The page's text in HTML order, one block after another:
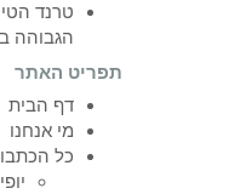
טרנד
הגבוהה
תפריט האתר
דף הבית
מי אנחנו
כל